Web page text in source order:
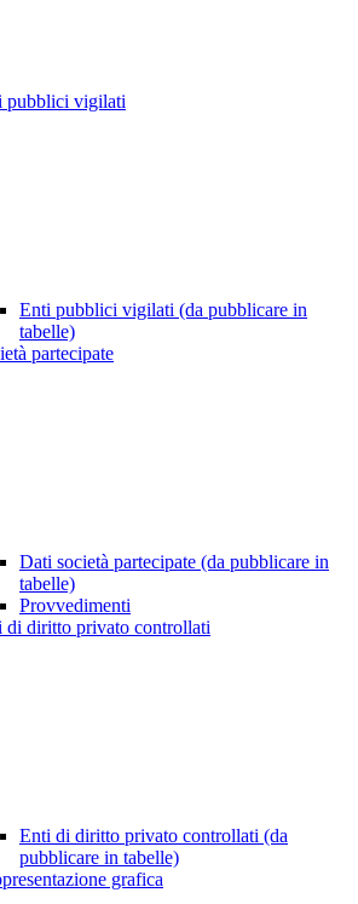
pubblici vigilati
Enti pubblici vigilati (da pubblicare in
tabelle)
partecipate
Dati società partecipate (da pubblicare in
tabelle)
Provvedimenti
di diritto privato controllati
Enti di diritto privato controllati (da
pubblicare in tabelle)
grafica